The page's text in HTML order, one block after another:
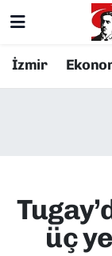
İzmir
üç
Resmi
EKONOMİ
Konak
Süper
Tüm